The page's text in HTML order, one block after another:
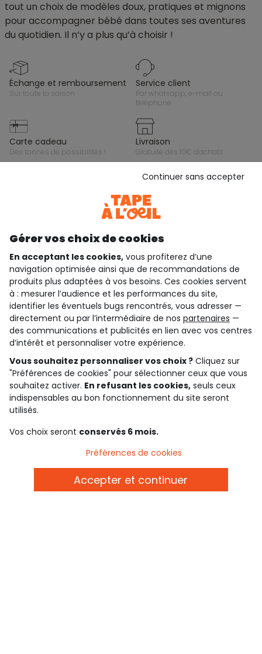
tout un choix de modèles doux, pratiques et mignons
pour accompagner bébé dans toutes ses aventures
du quotidien. Il n’y a plus qu’à choisir !
échange et remboursement
sur toute la saison
service client
par whatsapp, e-mail ou
téléphone
carte cadeau
des tonnes de possibilités !
livraison
gratuite dès 10€ d'achats
par cb, paypal ou carte cadeau
Gardez le contact avec Tape à l’Oeil, inscrivez-
vous à la newsletter !
Je m'inscris
Rejoignez la communauté !
4.6/5
Basé sur 7 323 avis soumis à un contrôle
Voir l’attestation de confiance
Consulter les CGU
Téléchargez notre application
Découvrir notre application
qui sommes-nous ?
Gérer vos choix de cookies
En acceptant les cookies, vous profiterez d’une
navigation optimisée ainsi que de recommandations de
produits plus adaptées à vos besoins. Ces cookies servent
à : mesurer l’audience et les performances du site,
identifier les éventuels bugs rencontrés, vous adresser —
directement ou par l’intermédiaire de nos partenaires —
des communications et publicités en lien avec vos centres
d’intérêt et personnaliser votre expérience.
Vous souhaitez personnaliser vos choix ? Cliquez sur
"Préférences de cookies" pour sélectionner ceux que vous
souhaitez activer. En refusant les cookies, seuls ceux
indispensables au bon fonctionnement du site seront
utilisés.
Vos choix seront conservés 6 mois.
Continuer sans accepter
Préférences de cookies
Accepter et continuer